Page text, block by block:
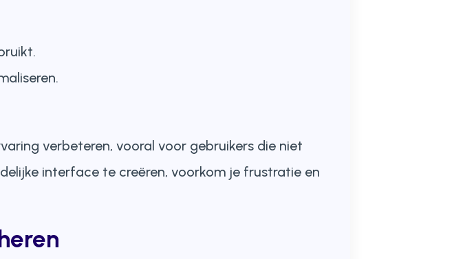
verbeteren, vooral voor gebruikers die niet
interface te creëren, voorkom je frustratie en